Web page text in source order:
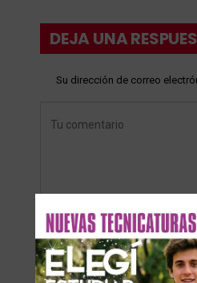
DEJA UNA
Su dirección de correo